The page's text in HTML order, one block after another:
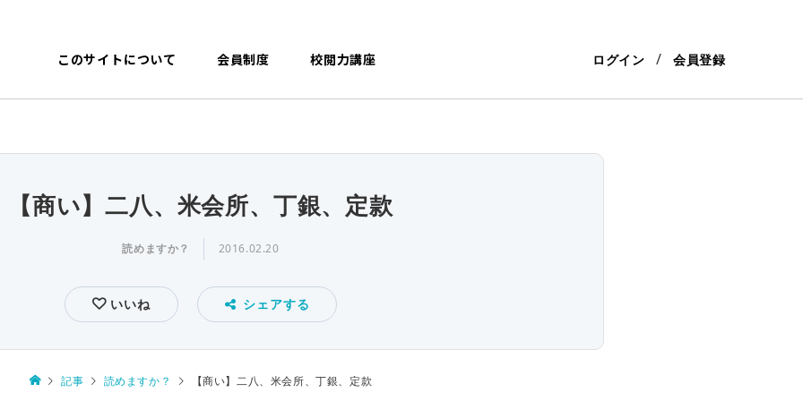
このサイトについて 会員制度 校閲力講座 ログイン 会員登録
【商い】二八、米会所、丁銀、定款
読めますか？ 2016.02.20
いいね シェアする
記事 読めますか？ 【商い】二八、米会所、丁銀、定款